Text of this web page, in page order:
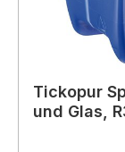
Tickopur
und Glas,